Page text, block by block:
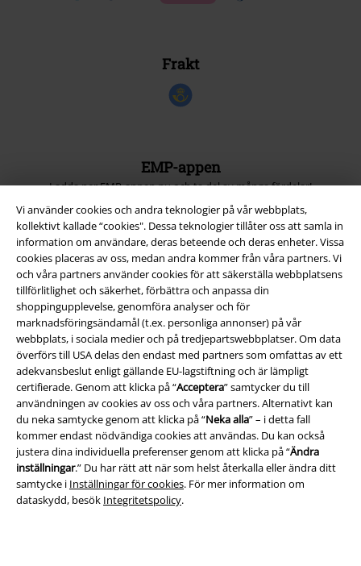
Vi använder cookies och andra teknologier på vår webbplats,
kollektivt kallade “cookies". Dessa teknologier tillåter oss att samla in
information om användare, deras beteende och deras enheter. Vissa
cookies placeras av oss, medan andra kommer från våra partners. Vi
och våra partners använder cookies för att säkerställa webbplatsens
tillförlitlighet och säkerhet, förbättra och anpassa din
shoppingupplevelse, genomföra analyser och för
marknadsföringsändamål (t.ex. personliga annonser) på vår
webbplats, i sociala medier och på tredjepartswebbplatser. Om data
överförs till USA delas den endast med partners som omfattas av ett
adekvansbeslut enligt gällande EU-lagstiftning och är lämpligt
certifierade. Genom att klicka på “Acceptera” samtycker du till
användningen av cookies av oss och våra partners. Alternativt kan
du neka samtycke genom att klicka på “Neka alla” – i detta fall
kommer endast nödvändiga cookies att användas. Du kan också
justera dina individuella preferenser genom att klicka på “Ändra
inställningar.” Du har rätt att när som helst återkalla eller ändra ditt
samtycke i Inställningar för cookies. För mer information om
dataskydd, besök Integritetspolicy.
Frakt
EMP-appen
Ladda ner EMP-appen nu och ta del av många fördelar!
A Warner Music Group Company